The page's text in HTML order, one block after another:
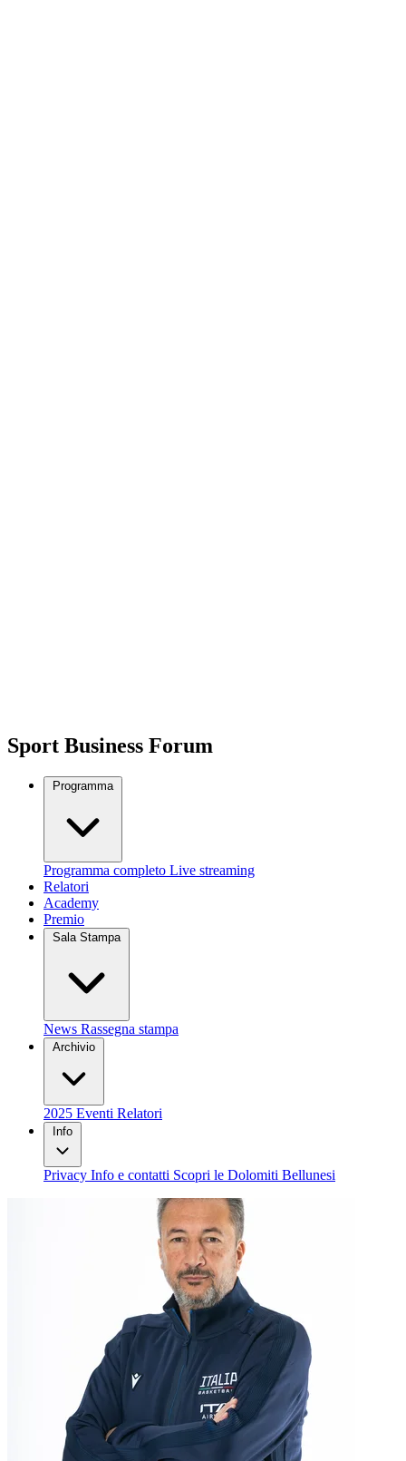
Sport Business Forum
Programma
Programma completo Live streaming
Relatori
Academy
Premio
Sala Stampa
News Rassegna stampa
Archivio
2025 Eventi Relatori
Info
Privacy Info e contatti Scopri le Dolomiti Bellunesi